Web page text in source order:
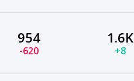
954
-620
1.6K
+8